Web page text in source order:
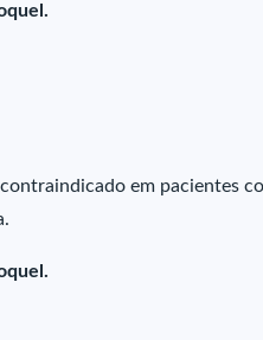
em pacientes